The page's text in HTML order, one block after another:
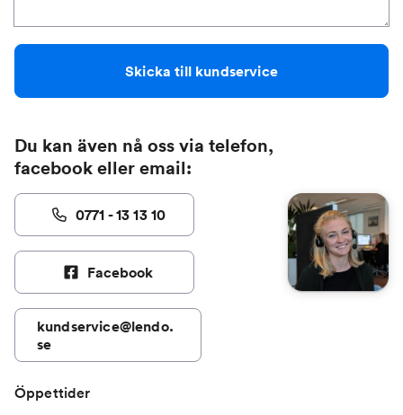
Skicka till kundservice
Du kan även nå oss via telefon,
facebook eller email:
0771 - 13 13 10
Facebook
kundservice@lendo.
se
Öppettider